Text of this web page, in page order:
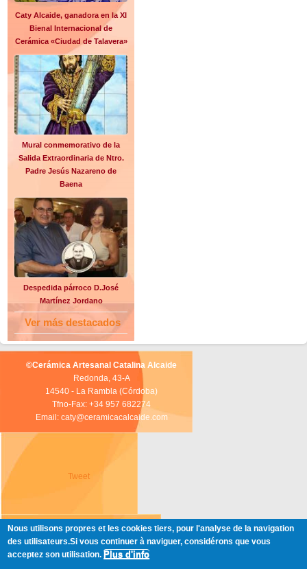
Caty Alcaide, ganadora en la XI
Bienal Internacional de
Cerámica «Ciudad de Talavera»
Mural conmemorativo de la
Salida Extraordinaria de Ntro.
Padre Jesús Nazareno de
Baena
Despedida párroco D.José
Martínez Jordano
Ver más destacados
©Cerámica Artesanal Catalina Alcaide
Redonda, 43-A
14540 - La Rambla (Córdoba)
Tfno-Fax: +34 957 682274
Email: caty@ceramicacalcaide.com
Tweet
Nous utilisons propres et les cookies tiers, pour l'analyse de la navigation
des utilisateurs.Si vous continuer à naviguer, considérons que vous
acceptez son utilisation. Plus d'info